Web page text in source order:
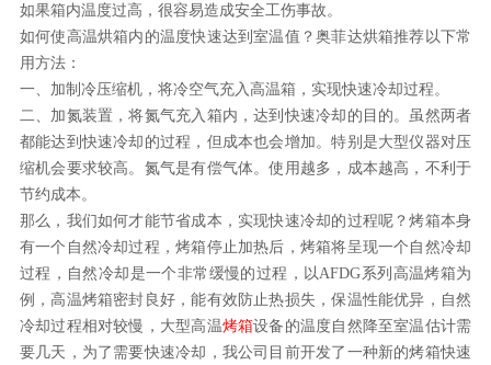
如果箱内温度过高，很容易造成安全工伤事故。
如何使高温烘箱内的温度快速达到室温值？奥菲达烘箱推荐以下常
用方法：
一、加制冷压缩机，将冷空气充入高温箱，实现快速冷却过程。
二、加氮装置，将氮气充入箱内，达到快速冷却的目的。虽然两者
都能达到快速冷却的过程，但成本也会增加。特别是大型仪器对压
缩机会要求较高。氮气是有偿气体。使用越多，成本越高，不利于
节约成本。
那么，我们如何才能节省成本，实现快速冷却的过程呢？烤箱本身
有一个自然冷却过程，烤箱停止加热后，烤箱将呈现一个自然冷却
过程，自然冷却是一个非常缓慢的过程，以AFDG系列高温烤箱为
例，高温烤箱密封良好，能有效防止热损失，保温性能优异，自然
冷却过程相对较慢，大型高温烤箱设备的温度自然降至室温估计需
要几天，为了需要快速冷却，我公司目前开发了一种新的烤箱快速